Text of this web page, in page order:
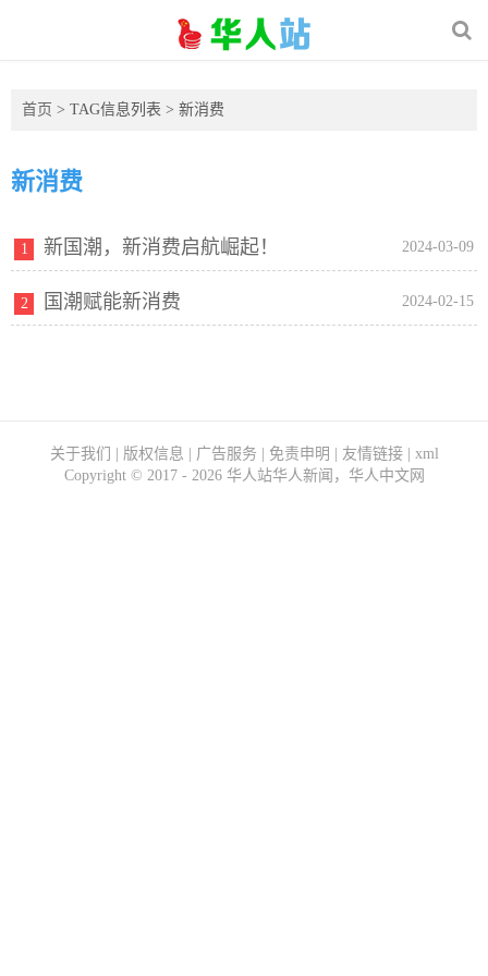
首页 > TAG信息列表 > 新消费
新消费
2024-03-09
1 新国潮，新消费启航崛起！
2024-02-15
2 国潮赋能新消费
关于我们 版权信息 广告服务 免责申明 友情链接| xml
Copyright © 2017 - 2026 华人站华人新闻，华人中文网